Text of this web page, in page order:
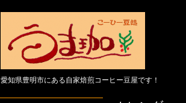
愛知県豊明市にある自家焙煎コーヒー豆屋です！